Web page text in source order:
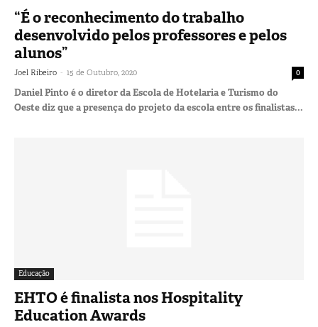
“É o reconhecimento do trabalho
desenvolvido pelos professores e pelos
alunos”
Joel Ribeiro - 15 de Outubro, 2020 0
Daniel Pinto é o diretor da Escola de Hotelaria e Turismo do
Oeste diz que a presença do projeto da escola entre os finalistas...
Educação
EHTO é finalista nos Hospitality
Education Awards